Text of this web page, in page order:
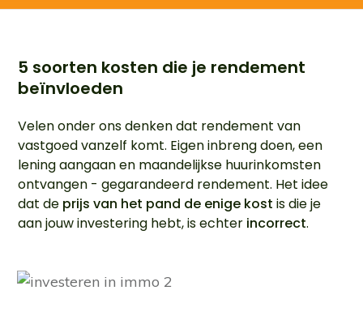
5 soorten kosten die je rendement
beïnvloeden
Velen onder ons denken dat rendement van
vastgoed vanzelf komt. Eigen inbreng doen, een
lening aangaan en maandelijkse huurinkomsten
ontvangen - gegarandeerd rendement. Het idee
dat de prijs van het pand de enige kost is die je
aan jouw investering hebt, is echter incorrect.